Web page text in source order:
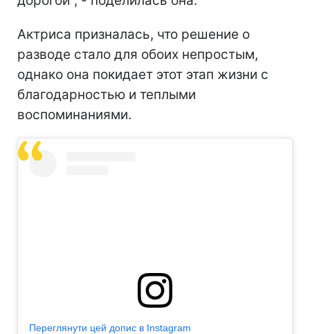
Актриса призналась, что решение о
разводе стало для обоих непростым,
однако она покидает этот этап жизни с
благодарностью и теплыми
воспоминаниями.
Переглянути цей допис в Instagram